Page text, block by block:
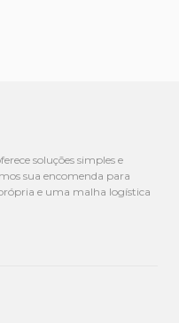
soluções simples e
sua encomenda para
e uma malha logística